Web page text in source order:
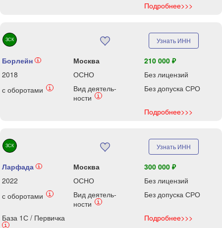
Подробнее>>>
ЗСК Узнать ИНН
Борлейн i Москва
210 000 ₽
2018
ОСНО
Без лицензий
с оборотами
i
Вид деятель-
ности
i
Без допуска СРО
Подробнее>>>
ЗСК Узнать ИНН
Ларфада i Москва
300 000 ₽
2022
ОСНО
Без лицензий
с оборотами
i
Вид деятель-
ности
i
Без допуска СРО
База 1С / Первичка
i
Подробнее>>>